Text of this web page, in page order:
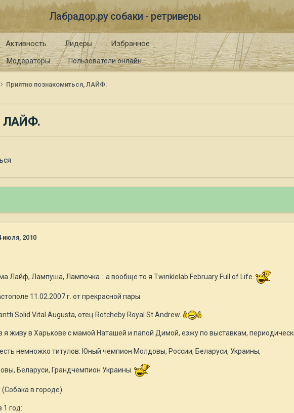
Лабрадор.ру собаки - ретриверы
Модераторы Пользователи онлайн
Активность Лидеры Избранное
Приятно познакомиться, ЛАЙФ.
ЛАЙФ.
июля, 2010
Лайф, Лампуша, Лампочка... а вообще то я Twinklelab February Full of Life.
11.02.2007 г. от прекрасной пары.
Solid Vital Augusta, отец Rotcheby Royal St Andrew.
я живу в Харькове с мамой Наташей и папой Димой, езжу по выставкам,
немножко титулов: Юный чемпион Молдовы, России, Беларуси, Украины,
Беларуси, Грандчемпион Украины.
в городе)
1 год: